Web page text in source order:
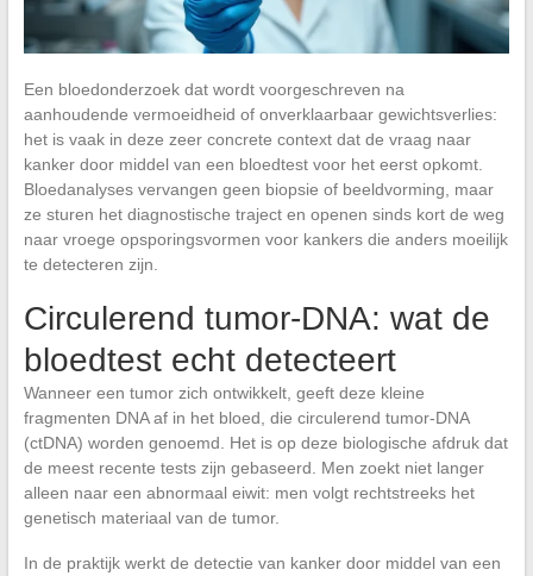
Een bloedonderzoek dat wordt voorgeschreven na
aanhoudende vermoeidheid of onverklaarbaar gewichtsverlies:
het is vaak in deze zeer concrete context dat de vraag naar
kanker door middel van een bloedtest voor het eerst opkomt.
Bloedanalyses vervangen geen biopsie of beeldvorming, maar
ze sturen het diagnostische traject en openen sinds kort de weg
naar vroege opsporingsvormen voor kankers die anders moeilijk
te detecteren zijn.
Circulerend tumor-DNA: wat de
bloedtest echt detecteert
Wanneer een tumor zich ontwikkelt, geeft deze kleine
fragmenten DNA af in het bloed, die circulerend tumor-DNA
(ctDNA) worden genoemd. Het is op deze biologische afdruk dat
de meest recente tests zijn gebaseerd. Men zoekt niet langer
alleen naar een abnormaal eiwit: men volgt rechtstreeks het
genetisch materiaal van de tumor.
In de praktijk werkt de detectie van kanker door middel van een